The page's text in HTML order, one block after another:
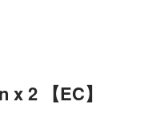
x 2 【EC】